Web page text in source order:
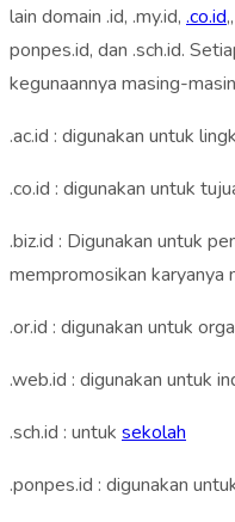
lain domain .id, .my.id, .co.id
ponpes.id, dan .sch.id.
kegunaannya masing-
.ac.id : digunakan untuk
.co.id : digunakan untuk
.biz.id : Digunakan untuk
mempromosikan karyanya
.or.id : digunakan untuk
.web.id : digunakan untuk
.sch.id : untuk sekolah
.ponpes.id : digunakan